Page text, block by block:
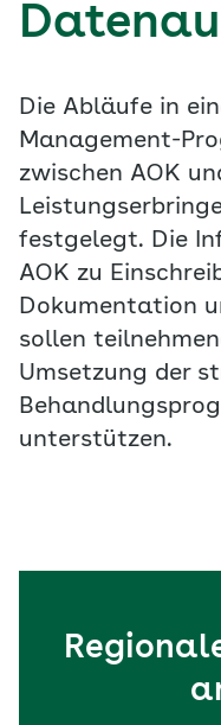
Die Abläufe in
Management-
zwischen AOK
festgelegt. Die
AOK zu
Dokumentation
sollen
Umsetzung der
unterstützen.